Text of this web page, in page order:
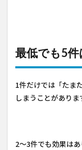
最低でも5
1件だけでは「たま
しまうことがありま
2〜3件でも効果は